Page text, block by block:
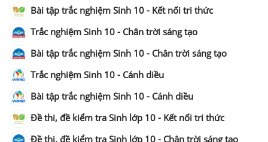
Bài tập trắc nghiệm Sinh 10 - Kết nối tri thức
Trắc nghiệm Sinh 10 - Chân trời sáng tạo
Bài tập trắc nghiệm Sinh 10 - Chân trời sáng tạo
Trắc nghiệm Sinh 10 - Cánh diều
Bài tập trắc nghiệm Sinh 10 - Cánh diều
Đề thi, đề kiểm tra Sinh lớp 10 - Kết nối tri thức
Đề thi, đề kiểm tra Sinh lớp 10 - Chân trời sáng tạo